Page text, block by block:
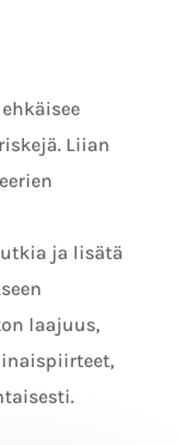
Liian
ja lisätä
laajuus,